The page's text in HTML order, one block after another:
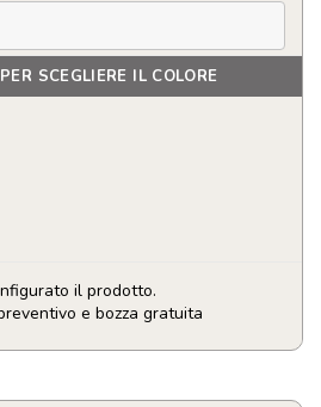
SCEGLIERE IL COLORE
il prodotto.
e bozza gratuita